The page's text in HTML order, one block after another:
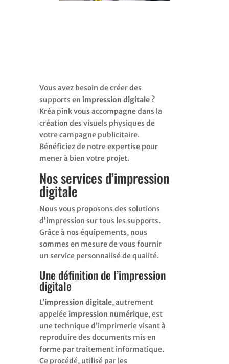
Vous avez besoin de créer des
supports en impression digitale?
Kréa pink vous accompagne dans la
création des visuels physiques de
votre campagne publicitaire.
Bénéficiez de notre expertise pour
mener à bien votre projet.
Nos services d’impression
digitale
Nous vous proposons des solutions
d’impression sur tous les supports.
Grâce à nos équipements, nous
sommes en mesure de vous fournir
un service personnalisé de qualité.
Une définition de l’impression
digitale
L’impression digitale, autrement
appelée impression numérique, est
une technique d’imprimerie visant à
reproduire des documents mis en
forme par traitement informatique.
Ce procédé, utilisé par les